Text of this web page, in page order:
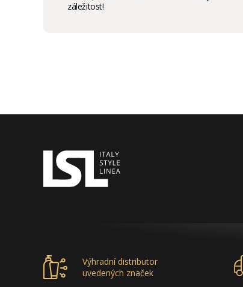
záležitost!
Výhradní distributor
uvedených značek